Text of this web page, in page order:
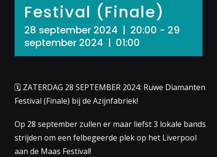
Festival (Finale)
28 september 2024 | 20:00 - 29
september 2024 | 01:00
🗓 ZATERDAG 28 SEPTEMBER 2024: Ruwe Diamanten
Festival (Finale) bij de Azijnfabriek!
Op 28 september zullen er maar liefst 3 lokale bands
strijden om een felbegeerde plek op het Liverpool
aan de Maas Festival!